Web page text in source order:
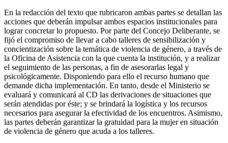
En la redacción del texto que rubricaron ambas partes se detallan las
acciones que deberán impulsar ambos espacios institucionales para
lograr concretar lo propuesto. Por parte del Concejo Deliberante, se
fijó el compromiso de llevar a cabo talleres de sensibilización y
concientización sobre la temática de violencia de género, a través de
la Oficina de Asistencia con la que cuenta la institución, y a realizar
el seguimiento de las personas, a fin de asesorarlas legal y
psicológicamente. Disponiendo para ello el recurso humano que
demande dicha implementación. En tanto, desde el Ministerio se
evaluará y comunicará al CD las derivaciones de situaciones que
serán atendidas por éste; y se brindará la logística y los recursos
necesarios para asegurar la efectividad de los encuentros. Asimismo,
las partes deberán garantizar la gratuidad para la mujer en situación
de violencia de género que acuda a los talleres.